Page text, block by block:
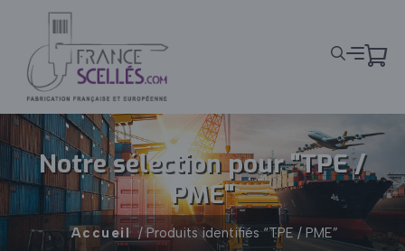
Panneau de gestion des cookies
Notre sélection pour "TPE /
PME"
Accueil / Produits identifiés “TPE / PME”